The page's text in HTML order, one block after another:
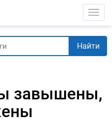
Найти
завышены,